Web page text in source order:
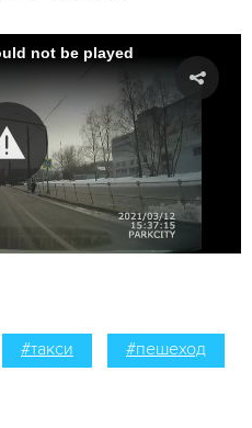
not be played
#такси #пешеход